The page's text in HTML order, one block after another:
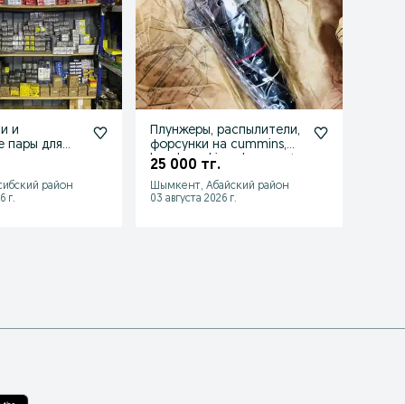
и
пары для
район
г.
Плунжеры, распылители,
форсунки на cummins,
bosch, perkins, denso cat
25 000 тг.
Шымкент, Абайский район
03 августа 2026 г.